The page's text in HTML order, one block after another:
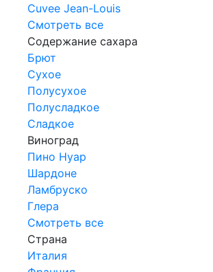
Cuvee Jean-Louis
Смотреть все
Содержание сахара
Брют
Сухое
Полусухое
Полусладкое
Сладкое
Виноград
Пино Нуар
Шардоне
Ламбруско
Глера
Смотреть все
Страна
Италия